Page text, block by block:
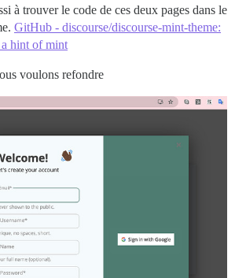
à trouver le code de ces deux pages dans le
GitHub - discourse/discourse-mint-theme:
hint of mint
voulons refondre